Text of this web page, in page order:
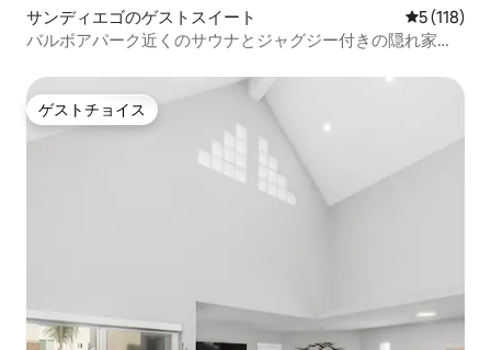
サンディエゴのゲストスイート レビュー
5 (118)
バルボアパーク近くのサウナとジャグジー付きの隠れ家ス
ゲストチョイス
ゲストチョイス